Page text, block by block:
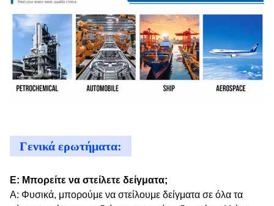
Γενικά ερωτήματα:
Ε: Μπορείτε να στείλετε δείγματα;
Α: Φυσικά, μπορούμε να στείλουμε δείγματα σε όλα τα